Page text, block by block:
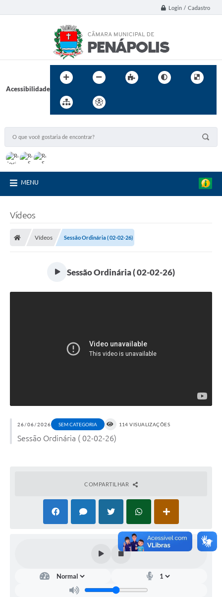
Login / Cadastro
Acessibilidade
MENU
Vídeos
Vídeos Sessão Ordinária ( 02-02-26)
Sessão Ordinária ( 02-02-26)
26/06/2026 SEM CATEGORIA 114 VISUALIZAÇÕES
Sessão Ordinária ( 02-02-26)
COMPARTILHAR